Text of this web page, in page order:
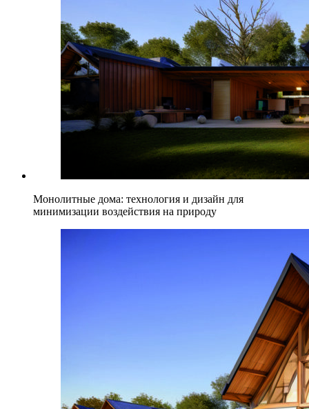
Монолитные дома: технология и дизайн для
минимизации воздействия на природу